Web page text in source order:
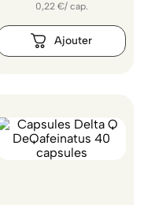
0,22 €/ cap.